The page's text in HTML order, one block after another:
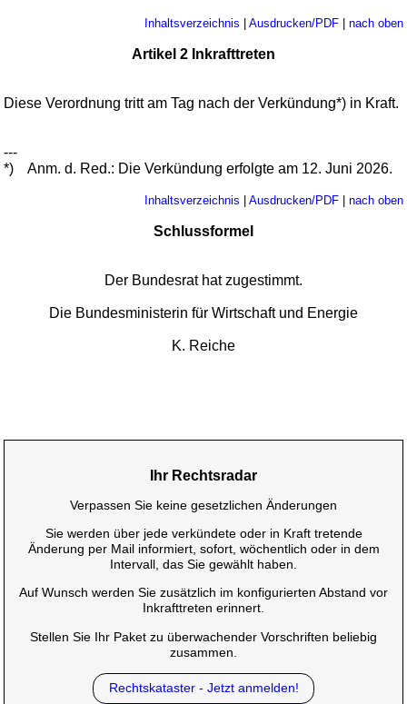
Inhaltsverzeichnis | Ausdrucken/PDF| nach oben
Artikel 2 Inkrafttreten
Diese Verordnung tritt am Tag nach der Verkündung*) in Kraft.
---
*)
Anm. d. Red.: Die Verkündung erfolgte am 12. Juni 2026.
Inhaltsverzeichnis | Ausdrucken/PDF| nach oben
Schlussformel
Der Bundesrat hat zugestimmt.
Die Bundesministerin für Wirtschaft und Energie
K. Reiche
Ihr Rechtsradar
Verpassen Sie keine gesetzlichen Änderungen
Sie werden über jede verkündete oder in Kraft tretende
Änderung per Mail informiert, sofort, wöchentlich oder in dem
Intervall, das Sie gewählt haben.
Auf Wunsch werden Sie zusätzlich im konfigurierten Abstand vor
Inkrafttreten erinnert.
Stellen Sie Ihr Paket zu überwachender Vorschriften beliebig
zusammen.
Rechtskataster - Jetzt anmelden!